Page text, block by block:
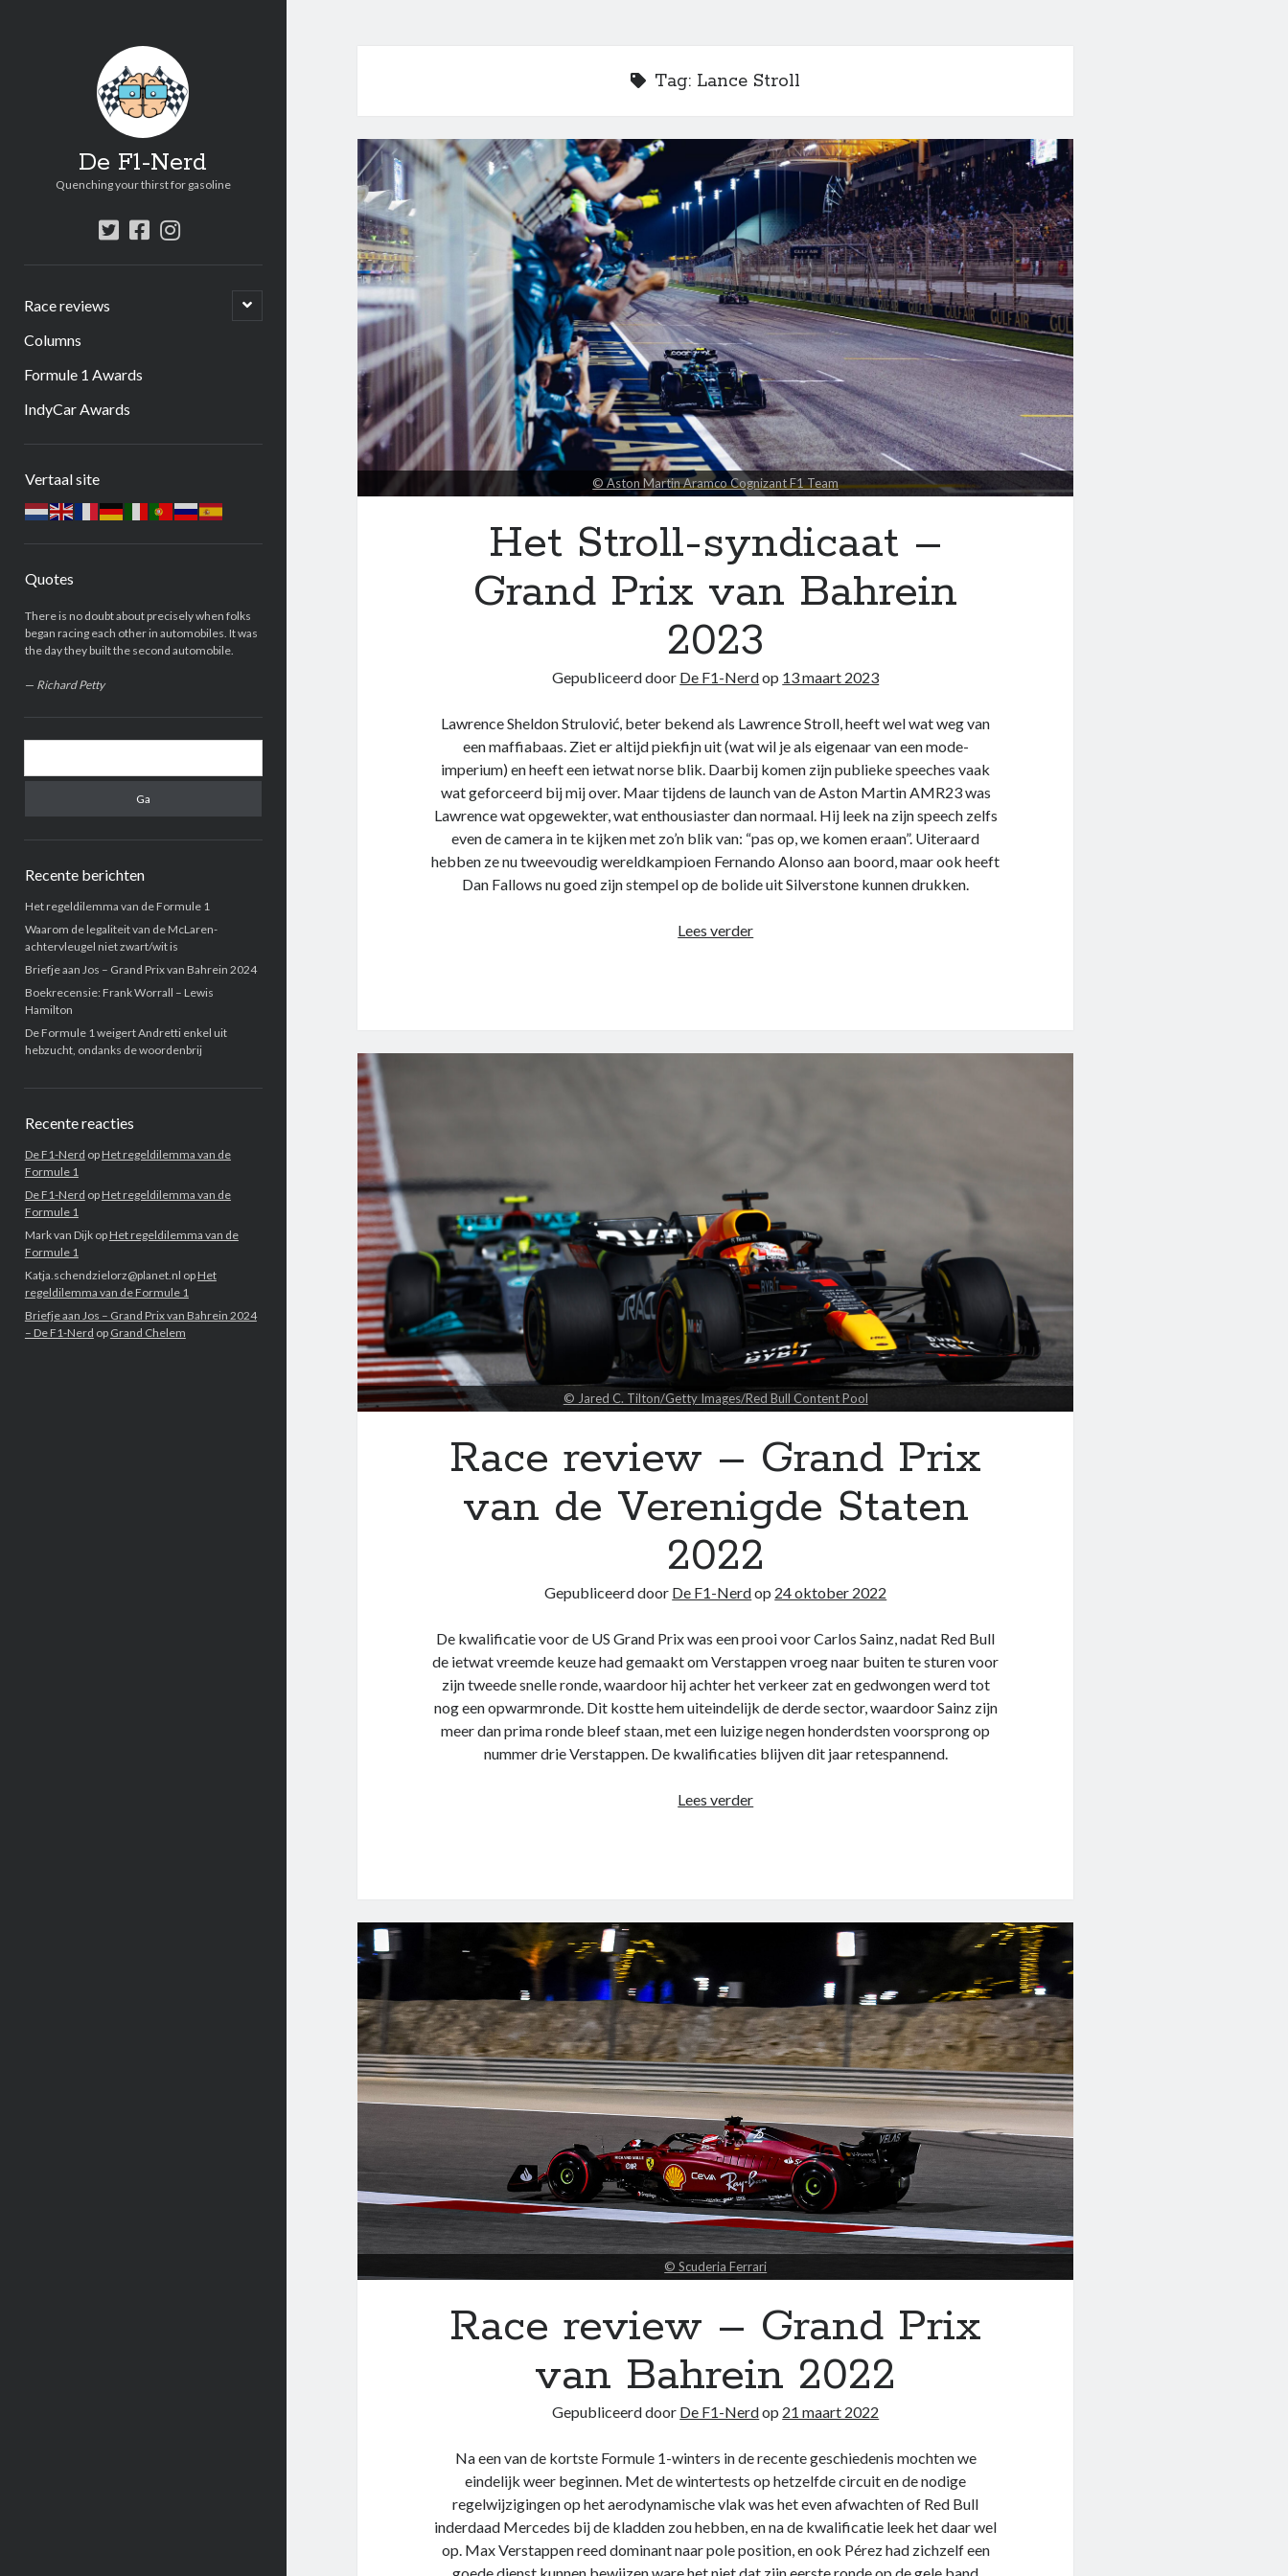
De F1-Nerd
Quenching your thirst for gasoline
twitterfacebook
instagram
Race reviews
open
submenu
Columns
Formule 1 Awards
IndyCar Awards
Vertaal site
Quotes
There is no doubt about precisely when folks
began racing each other in automobiles. It was
the day they built the second automobile.
— Richard Petty
Recente berichten
Het regeldilemma van de Formule 1
Waarom de legaliteit van de McLaren-
achtervleugel niet zwart/wit is
Briefje aan Jos – Grand Prix van Bahrein 2024
Boekrecensie: Frank Worrall – Lewis
Hamilton
De Formule 1 weigert Andretti enkel uit
hebzucht, ondanks de woordenbrij
Recente reacties
De F1-Nerd op Het regeldilemma van de
Formule 1
De F1-Nerd op Het regeldilemma van de
Formule 1
Mark van Dijkop Het regeldilemma van de
Formule 1
Katja.schendzielorz@planet.nl op Het
regeldilemma van de Formule 1
Briefje aan Jos – Grand Prix van Bahrein 2024
– De F1-Nerd op Grand Chelem
Tag: Lance Stroll
© Aston Martin Aramco Cognizant F1 Team
Het Stroll-syndicaat –
Grand Prix van Bahrein
2023
Gepubliceerd door De F1-Nerdop 13 maart 2023
Lawrence Sheldon Strulović, beter bekend als Lawrence Stroll, heeft wel wat weg van
een maffiabaas. Ziet er altijd piekfijn uit (wat wil je als eigenaar van een mode-
imperium) en heeft een ietwat norse blik. Daarbij komen zijn publieke speeches vaak
wat geforceerd bij mij over. Maar tijdens de launch van de Aston Martin AMR23 was
Lawrence wat opgewekter, wat enthousiaster dan normaal. Hij leek na zijn speech zelfs
even de camera in te kijken met zo’n blik van: “pas op, we komen eraan”. Uiteraard
hebben ze nu tweevoudig wereldkampioen Fernando Alonso aan boord, maar ook heeft
Dan Fallows nu goed zijn stempel op de bolide uit Silverstone kunnen drukken.
Lees verderHet
© Jared C. Tilton/Getty Images/Red Bull Content Pool
Race review – Grand Prix
van de Verenigde Staten
2022
Gepubliceerd door De F1-Nerdop 24 oktober 2022
De kwalificatie voor de US Grand Prix was een prooi voor Carlos Sainz, nadat Red Bull
de ietwat vreemde keuze had gemaakt om Verstappen vroeg naar buiten te sturen voor
zijn tweede snelle ronde, waardoor hij achter het verkeer zat en gedwongen werd tot
nog een opwarmronde. Dit kostte hem uiteindelijk de derde sector, waardoor Sainz zijn
meer dan prima ronde bleef staan, met een luizige negen honderdsten voorsprong op
nummer drie Verstappen. De kwalificaties blijven dit jaar retespannend.
Lees verderRace
2022
© Scuderia Ferrari
Race review – Grand Prix
van Bahrein 2022
Gepubliceerd door De F1-Nerdop 21 maart 2022
Na een van de kortste Formule 1-winters in de recente geschiedenis mochten we
eindelijk weer beginnen. Met de wintertests op hetzelfde circuit en de nodige
regelwijzigingen op het aerodynamische vlak was het even afwachten of Red Bull
inderdaad Mercedes bij de kladden zou hebben, en na de kwalificatie leek het daar wel
op. Max Verstappen reed dominant naar pole position, en ook Pérez had zichzelf een
om de website
te laten
Statistieken
Deze
cookies
worden
gebruikt om
het gebruik
van de
website in
kaart te
brengen. Als
je deze
cookies
weigert
wordt je
surfgedrag
niet gevolgd.
Gebruikerservaring
Deze cookies
worden gebruikt om
gebruiksvriendelijk
mogelijk te laten
functioneren. Indien
je deze cookies
weigert kan het zijn
dat je bepaalde
inhoud van de